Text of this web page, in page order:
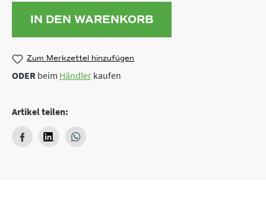
IN DEN WARENKORB
Zum Merkzettel hinzufügen
ODER beim Händler kaufen
Artikel teilen: